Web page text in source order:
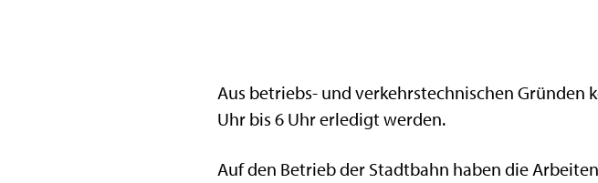
Aus betriebs- und verkehrstechnischen
Uhr bis 6 Uhr erledigt werden.
Auf den Betrieb der Stadtbahn haben die